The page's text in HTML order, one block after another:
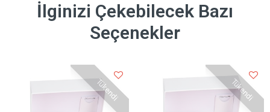
İlginizi Çekebilecek Bazı
Seçenekler
Tükendi Tükendi